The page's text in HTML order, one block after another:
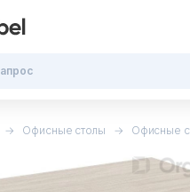
Офисные столы Офисные
руководителя
для персонала